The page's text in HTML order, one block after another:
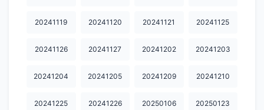
20241119 20241120 20241121 20241125
20241126 20241127 20241202 20241203
20241204 20241205 20241209 20241210
20241225 20241226 20250106 20250123